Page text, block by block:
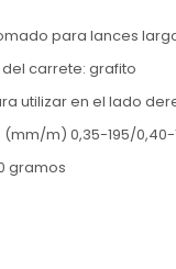
para lances
carrete: grafito
utilizar en el lado
m) 0,35-195/0,40-
gramos